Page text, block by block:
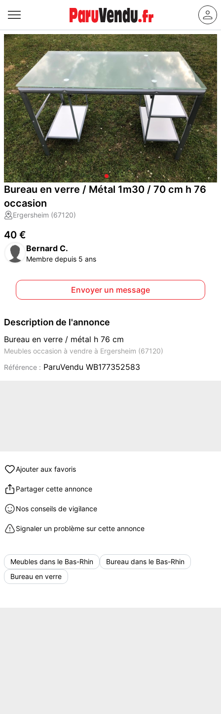
Bureau en verre / Métal 1m30 / 70 cm h 76
occasion
Ergersheim (67120)
40 €
Bernard C.
Membre depuis 5 ans
Envoyer un message
Description de l'annonce
Bureau en verre / métal h 76 cm
Meubles occasion à vendre à Ergersheim (67120)
Référence : ParuVendu WB177352583
Ajouter aux favoris
Partager cette annonce
Nos conseils de vigilance
Signaler un problème sur cette annonce
Meubles dans le Bas-Rhin
Bureau dans le Bas-Rhin
Bureau en verre